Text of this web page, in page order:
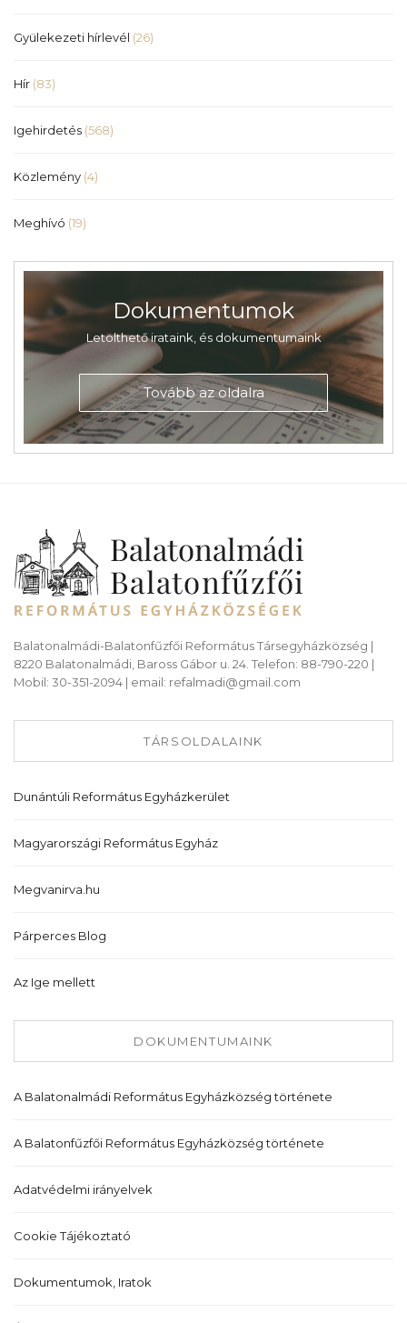
Gyülekezeti hírlevél (26)
Hír (83)
Igehirdetés (568)
Közlemény (4)
Meghívó (19)
Dokumentumok
Letölthető irataink, és dokumentumaink
Tovább az oldalra
Balatonalmádi-Balatonfűzfői Református Társegyházközség |
8220 Balatonalmádi, Baross Gábor u. 24. Telefon: 88-790-220 |
Mobil: 30-351-2094 | email: refalmadi@gmail.com
TÁRSOLDALAINK
Dunántúli Református Egyházkerület
Magyarországi Református Egyház
Megvanirva.hu
Párperces Blog
Az Ige mellett
DOKUMENTUMAINK
A Balatonalmádi Református Egyházközség története
A Balatonfűzfői Református Egyházközség története
Adatvédelmi irányelvek
Cookie Tájékoztató
Dokumentumok, Iratok